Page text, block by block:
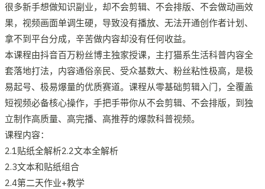
很多新手想做知识副业，却不会剪辑、不会排版、不会做动画效
果，视频画面单调生硬，导致没有播放、无法开通创作者计划、
拿不到平台分成，辛苦做内容却没有任何收益。
本课程由抖音百万粉丝博主独家授课，主打猫系生活科普内容全
套落地打法，内容通俗亲民、受众基数大、粉丝粘性极高，是极
易起号、极易爆量的优质赛道。课程从零基础剪辑入门，全覆盖
短视频必备核心操作，手把手带你从不会剪辑、不会排版，到独
立制作高质量、高完播、高推荐的爆款科普视频。
课程内容：
2.1贴纸全解析2.2文本全解析
2.3文本和贴纸组合
2.4第二天作业+教学